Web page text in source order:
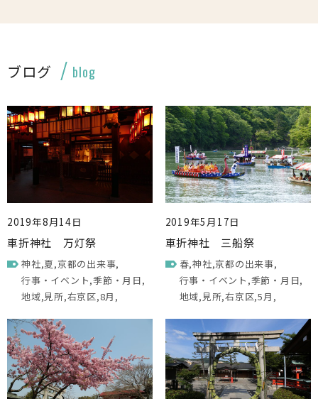
ブログ blog
2019年8月14日
車折神社 万灯祭
神社 夏 京都の出来事
行事・イベント 季節・月日
地域 見所 右京区 8月
2019年5月17日
車折神社 三船祭
春 神社 京都の出来事
行事・イベント 季節・月日
地域 見所 右京区 5月